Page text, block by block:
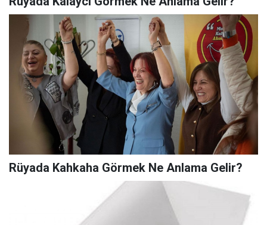
Rüyada Kahkaha Görmek Ne Anlama Gelir?